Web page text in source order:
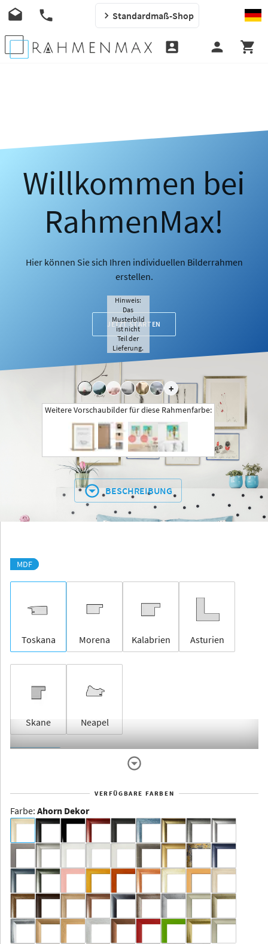
Standardmaß-Shop
Willkommen bei
RahmenMax!
Hier können Sie sich Ihren individuellen Bilderrahmen
erstellen.
JETZT STARTEN
+
Hinweis:
Das
Musterbild
ist nicht
Teil der
Lieferung.
Weitere Vorschaubilder für diese Rahmenfarbe:
BESCHREIBUNG
MDF
Toskana Morena Kalabrien Asturien
Skane Neapel
Dakota -
Rahmenloser
Aluminium
VERFÜGBARE FARBEN
Farbe: Ahorn Dekor